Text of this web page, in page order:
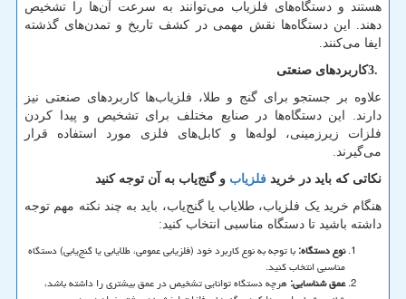
هستند و دستگاه‌های فلزیاب می‌توانند به سرعت آن‌ها را تشخیص
دهند. این دستگاه‌ها نقش مهمی در کشف تاریخ و تمدن‌های گذشته
ایفا می‌کنند.
3.کاربردهای صنعتی
علاوه بر جستجو برای گنج و طلا، فلزیاب‌ها کاربردهای صنعتی نیز
دارند. این دستگاه‌ها در صنایع مختلف برای تشخیص و پیدا کردن
فلزات زیرزمینی، لوله‌ها و کابل‌های فلزی مورد استفاده قرار
می‌گیرند.
نکاتی که باید در خرید فلزیاب و گنج‌یاب به آن توجه کنید
هنگام خرید یک فلزیاب، طلایاب یا گنج‌یاب، باید به چند نکته مهم توجه
داشته باشید تا دستگاه مناسبی انتخاب کنید:
نوع دستگاه:با توجه به نوع کاربرد خود (فلزیابی عمومی، طلایابی یا گنج‌یابی) دستگاه
مناسبی انتخاب کنید.
عمق شناسایی: هرچه دستگاه توانایی تشخیص در عمق بیشتری را داشته باشد،